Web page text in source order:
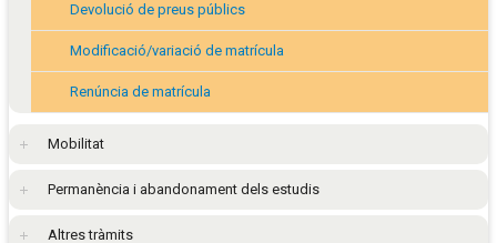
Devolució de preus públics
Modificació/variació de matrícula
Renúncia de matrícula
Mobilitat
Permanència i abandonament dels estudis
Altres tràmits